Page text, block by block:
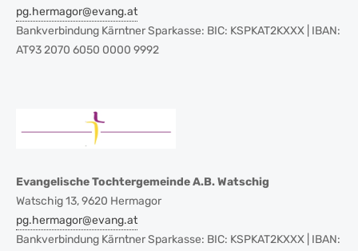
pg.hermagor@evang.at
Bankverbindung Kärntner Sparkasse: BIC: KSPKAT2KXXX | IBAN:
AT93 2070 6050 0000 9992
Evangelische Tochtergemeinde A.B. Watschig
Watschig 13, 9620 Hermagor
pg.hermagor@evang.at
Bankverbindung Kärntner Sparkasse: BIC: KSPKAT2KXXX | IBAN: